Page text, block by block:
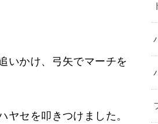
いかけ、弓矢でマーチを
セを叩きつけました。